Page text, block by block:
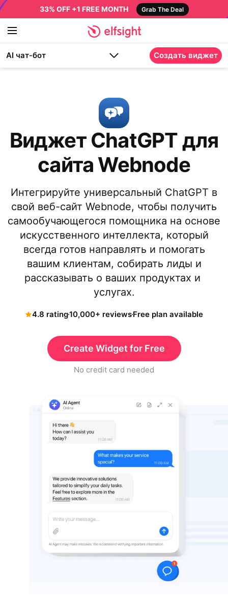
33% OFF +1 FREE MONTH Grab The Deal
AI чат-бот Создать виджет
Виджет ChatGPT для
сайта Webnode
Интегрируйте универсальный ChatGPT в
свой веб-сайт Webnode, чтобы получить
самообучающегося помощника на основе
искусственного интеллекта, который
всегда готов направлять и помогать
вашим клиентам, собирать лиды и
рассказывать о ваших продуктах и ​​
услугах.
4.8 rating10,000+ reviewsFree plan available
Create Widget for Free
No credit card needed